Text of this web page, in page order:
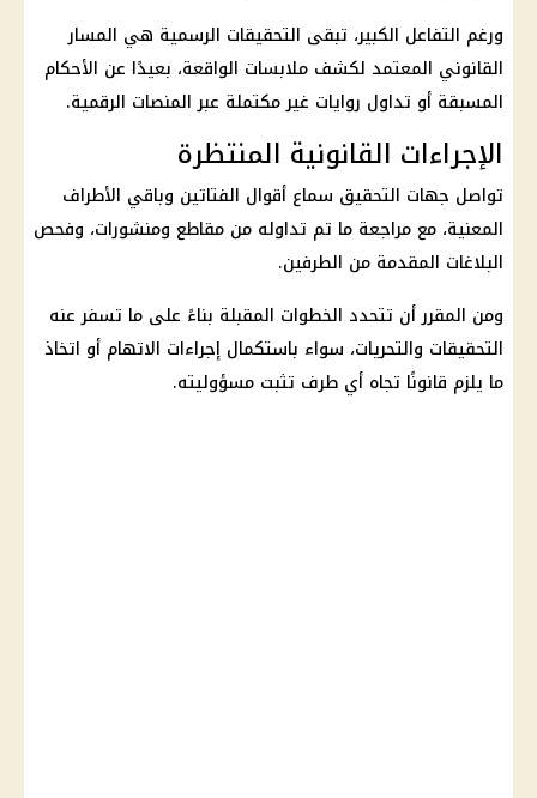
ورغم التفاعل الكبير، تبقى التحقيقات الرسمية هي المسار
القانوني المعتمد لكشف ملابسات الواقعة، بعيدًا عن الأحكام
المسبقة أو تداول روايات غير مكتملة عبر المنصات الرقمية.
الإجراءات القانونية المنتظرة
تواصل جهات التحقيق سماع أقوال الفتاتين وباقي الأطراف
المعنية، مع مراجعة ما تم تداوله من مقاطع ومنشورات، وفحص
البلاغات المقدمة من الطرفين.
ومن المقرر أن تتحدد الخطوات المقبلة بناءً على ما تسفر عنه
التحقيقات والتحريات، سواء باستكمال إجراءات الاتهام أو اتخاذ
ما يلزم قانونًا تجاه أي طرف تثبت مسؤوليته.